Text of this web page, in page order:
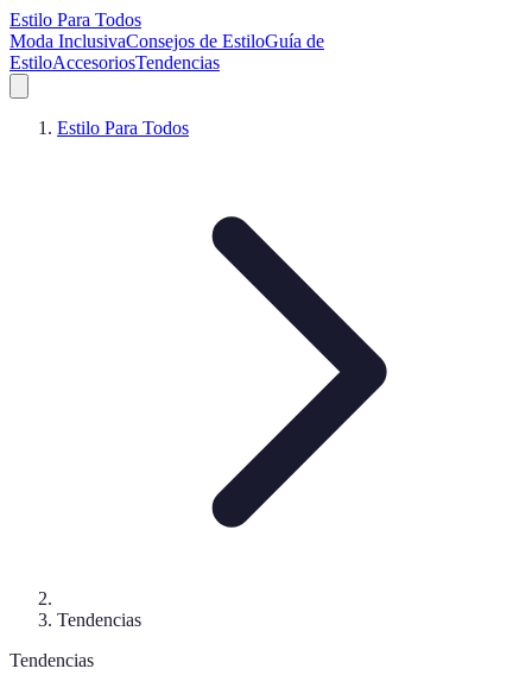
Estilo Para Todos
Moda InclusivaConsejos de EstiloGuía de
EstiloAccesoriosTendencias
Estilo Para Todos
Tendencias
Tendencias